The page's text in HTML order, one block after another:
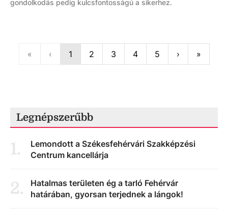
gondolkodás pedig kulcsfontosságú a sikerhez.
« ‹Previous
1 2 3 4 5 ›Next»Last
Legnépszerűbb
1.
Lemondott a Székesfehérvári Szakképzési
Centrum kancellárja
2.
Hatalmas területen ég a tarló Fehérvár
határában, gyorsan terjednek a lángok!